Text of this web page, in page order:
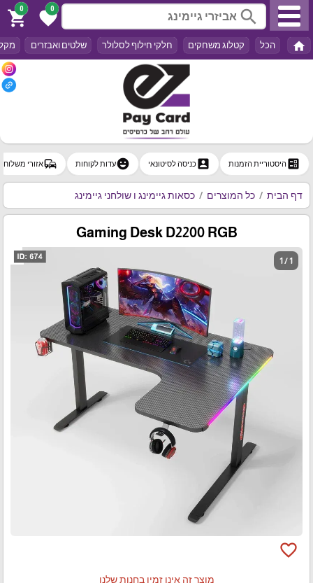
search
0
favorite
0
shopping_cart
home הכל קטלוג משחקים חלקי חילוף לסלולר שלטים ואבזרים
ballot היסטוריית הזמנות account_boxכניסה לסיטונאי emoji_emotionsעדות לקוחות commuteאזורי משלוח
דף הבית כל המוצרים כסאות גיימינג ו שולחני גיימינג
Gaming Desk D2200 RGB
1 / 1
favorite_border
מוצר זה אינו זמין בחנות שלנו